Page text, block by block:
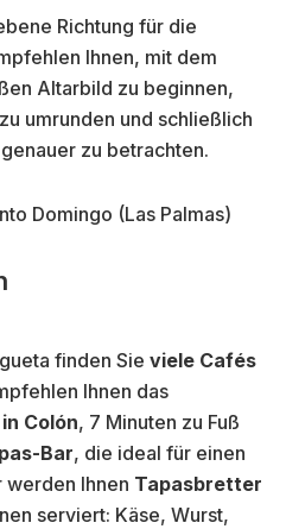
Richtung für die
Ihnen, mit dem
Altarbild zu beginnen,
umrunden und schließlich
zu betrachten.
finden Sie viele Cafés
Ihnen das
Colón, 7 Minuten zu Fuß
Bar, die ideal für einen
werden Ihnen Tapasbretter
serviert: Käse, Wurst,